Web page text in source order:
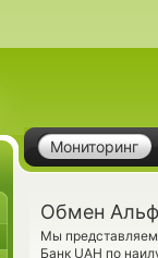
Мониторинг
Обмен
Мы
Банк UAH по